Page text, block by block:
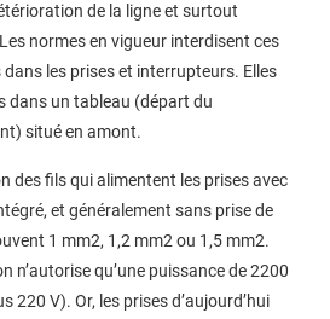
de la ligne et surtout
normes en vigueur interdisent ces
les prises et interrupteurs. Elles
dans un tableau (départ du
situé en amont.
des fils qui alimentent les prises avec
et généralement sans prise de
1 mm2, 1,2 mm2 ou 1,5 mm2.
n’autorise qu’une puissance de 2200
220 V). Or, les prises d’aujourd’hui